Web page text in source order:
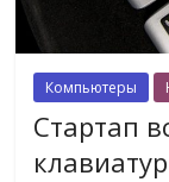
Компьютеры
Стартап